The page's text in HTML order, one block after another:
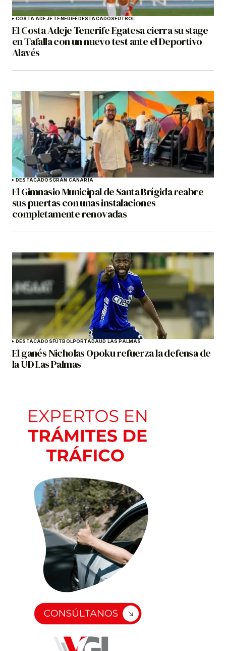
COSTA ADEJE TENERIFEDESTACADOSFÚTBOL
El Costa Adeje Tenerife Egatesa cierra su stage
en Tafalla con un nuevo test ante el Deportivo
Alavés
DESTACADOSGRAN CANARIA
El Gimnasio Municipal de Santa Brígida reabre
sus puertas con unas instalaciones
completamente renovadas
DESTACADOSFÚTBOLPORTADAUD LAS PALMAS
El ganés Nicholas Opoku refuerza la defensa de
la UD Las Palmas